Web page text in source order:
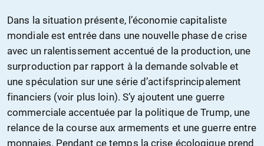
Dans la situation présente, l’économie capitaliste
mondiale est entrée dans une nouvelle phase de crise
avec un ralentissement accentué de la production, une
surproduction par rapport à la demande solvable et
une spéculation sur une série d’actifsprincipalement
financiers (voir plus loin). S’y ajoutent une guerre
commerciale accentuée par la politique de Trump, une
relance de la course aux armements et une guerre entre
monnaies. Pendant ce temps la crise écologique prend